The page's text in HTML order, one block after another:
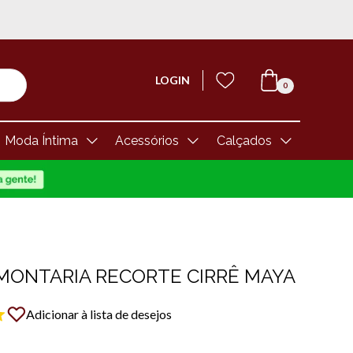
LOGIN 0
Moda Íntima Acessórios Calçados
RECORTE CIRRÊ MAYA
Adicionar à lista de desejos